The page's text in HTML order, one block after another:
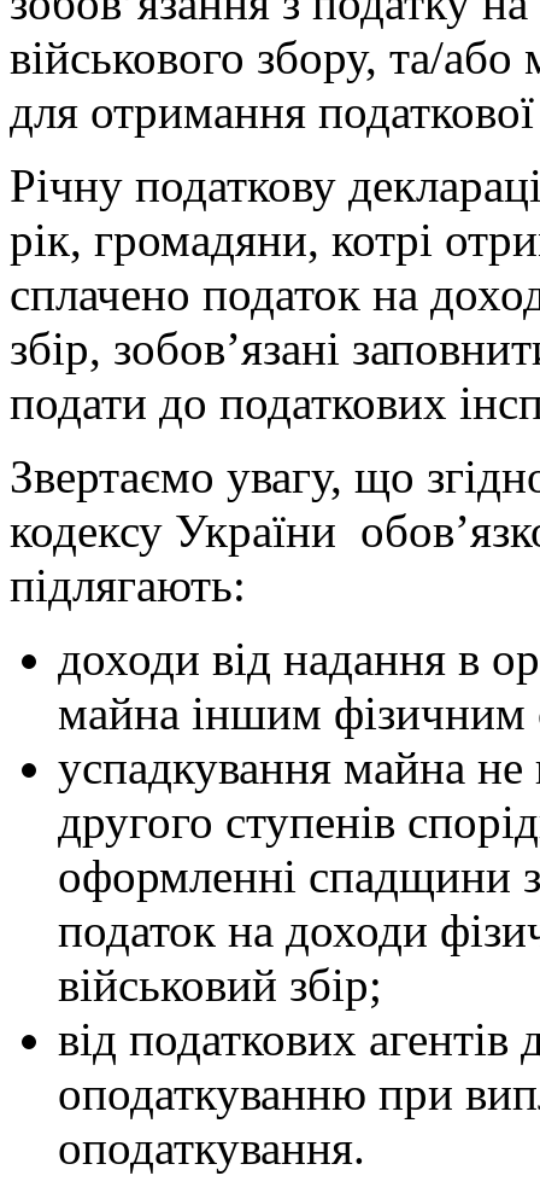
військового збору, та/
для отримання
Річну податкову
рік, громадяни, котрі
сплачено податок на
збір, зобов’язані
подати до податкових
Звертаємо увагу, що
кодексу України
підлягають:
доходи від надання в
майна іншим фізичним
успадкування майна не
другого ступенів
оформленні спадщини
податок на доходи
військовий збір;
від податкових агентів
оподаткуванню при
оподаткування.